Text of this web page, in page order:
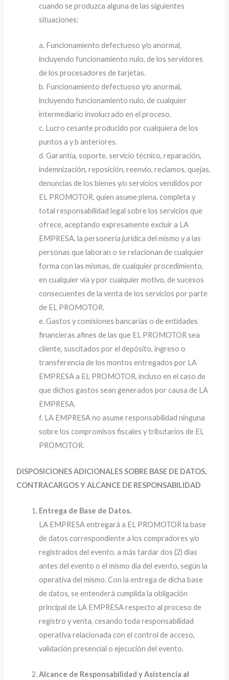
cuando se produzca alguna de las siguientes
situaciones:
a. Funcionamiento defectuoso y/o anormal,
incluyendo funcionamiento nulo, de los servidores
de los procesadores de tarjetas.
b. Funcionamiento defectuoso y/o anormal,
incluyendo funcionamiento nulo, de cualquier
intermediario involucrado en el proceso.
c. Lucro cesante producido por cualquiera de los
puntos a y b anteriores.
d. Garantía, soporte, servicio técnico, reparación,
indemnización, reposición, reenvío, reclamos, quejas,
denuncias de los bienes y/o servicios vendidos por
EL PROMOTOR, quien asume plena, completa y
total responsabilidad legal sobre los servicios que
ofrece, aceptando expresamente excluir a LA
EMPRESA, la personería jurídica del mismo y a las
personas que laboran o se relacionan de cualquier
forma con las mismas, de cualquier procedimiento,
en cualquier vía y por cualquier motivo, de sucesos
consecuentes de la venta de los servicios por parte
de EL PROMOTOR.
e. Gastos y comisiones bancarias o de entidades
financieras afines de las que EL PROMOTOR sea
cliente, suscitados por el depósito, ingreso o
transferencia de los montos entregados por LA
EMPRESA a EL PROMOTOR, incluso en el caso de
que dichos gastos sean generados por causa de LA
EMPRESA.
f. LA EMPRESA no asume responsabilidad ninguna
sobre los compromisos fiscales y tributarios de EL
PROMOTOR.
DISPOSICIONES ADICIONALES SOBRE BASE DE DATOS,
CONTRACARGOS Y ALCANCE DE RESPONSABILIDAD
Entrega de Base de Datos.
LA EMPRESA entregará a EL PROMOTOR la base
de datos correspondiente a los compradores y/o
registrados del evento, a más tardar dos (2) días
antes del evento o el mismo día del evento, según la
operativa del mismo. Con la entrega de dicha base
de datos, se entenderá cumplida la obligación
principal de LA EMPRESA respecto al proceso de
registro y venta, cesando toda responsabilidad
operativa relacionada con el control de acceso,
validación presencial o ejecución del evento.
Alcance de Responsabilidad y Asistencia al